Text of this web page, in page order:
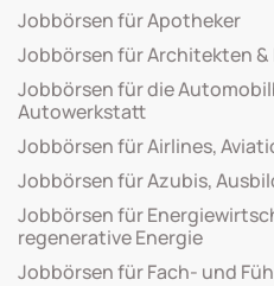
Jobbörsen für Apotheker
Jobbörsen für Architekten
Jobbörsen für die
Autowerkstatt
Jobbörsen für Airlines,
Jobbörsen für Azubis,
Jobbörsen für
regenerative Energie
Jobbörsen für Fach- und